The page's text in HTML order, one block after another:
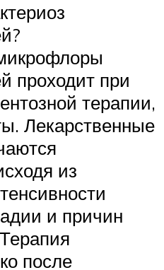
проходит при
терапии,
Лекарственные
из
и причин
после